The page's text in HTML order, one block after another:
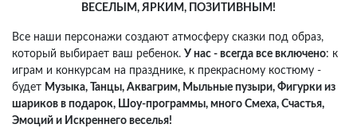
ВЕСЕЛЫМ, ЯРКИМ, ПОЗИТИВНЫМ!
Все наши персонажи создают атмосферу сказки под образ,
который выбирает ваш ребенок. У нас - всегда все включено: к
играм и конкурсам на празднике, к прекрасному костюму -
будет Музыка, Танцы, Аквагрим, Мыльные пузыри, Фигурки из
шариков в подарок, Шоу-программы, много Смеха, Счастья,
Эмоций и Искреннего веселья!